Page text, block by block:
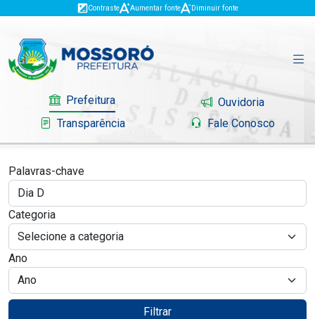
Contraste Aumentar fonte Diminuir fonte
Prefeitura
Ouvidoria
Transparência
Fale Conosco
Governo
Mossoró
Serviços
Portal do Contribuinte
Palavras-chave
Categoria
Ano
Filtrar